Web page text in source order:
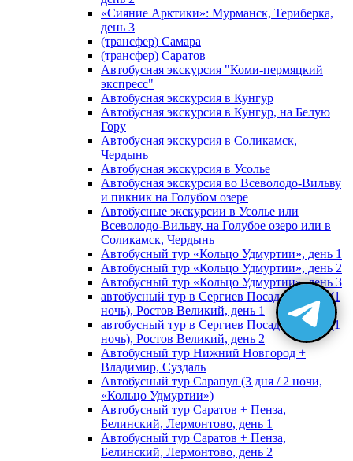
«Сияние Арктики»: Мурманск, Териберка,
день 3
(трансфер) Самара
(трансфер) Саратов
Автобусная экскурсия "Коми-пермяцкий
экспресс"
Автобусная экскурсия в Кунгур
Автобусная экскурсия в Кунгур, на Белую
Гору
Автобусная экскурсия в Соликамск,
Чердынь
Автобусная экскурсия в Усолье
Автобусная экскурсия во Всеволодо-Вильву
и пикник на Голубом озере
Автобусные экскурсии в Усолье или
Всеволодо-Вильву, на Голубое озеро или в
Соликамск, Чердынь
Автобусный тур «Кольцо Удмуртии», день 1
Автобусный тур «Кольцо Удмуртии», день 2
Автобусный тур «Кольцо Удмуртии», день 3
автобусный тур в Сергиев Посад, Москву (1
ночь), Ростов Великий, день 1
автобусный тур в Сергиев Посад, Москву (1
ночь), Ростов Великий, день 2
Автобусный тур Нижний Новгород +
Владимир, Суздаль
Автобусный тур Сарапул (3 дня / 2 ночи,
«Кольцо Удмуртии»)
Автобусный тур Саратов + Пенза,
Белинский, Лермонтово, день 1
Автобусный тур Саратов + Пенза,
Белинский, Лермонтово, день 2